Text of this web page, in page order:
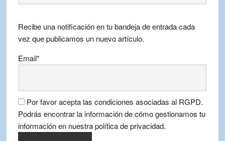
por
Recibe una notificación en tu bandeja de entrada cada
vez que publicamos un nuevo artículo.
Email*
Por favor acepta las condiciones asociadas al RGPD.
Podrás encontrar la información de cómo gestionamos tu
información en nuestra política de privacidad.